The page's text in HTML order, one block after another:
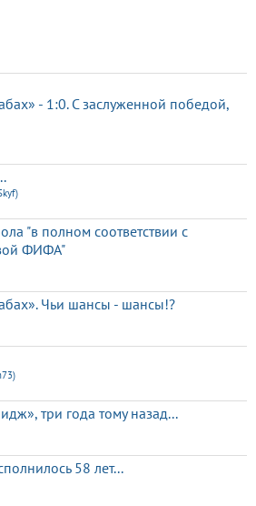
- 1:0. С заслуженной победой,
"в полном соответствии с
ФИФА"
Чьи шансы - шансы!?
три года тому назад...
58 лет...